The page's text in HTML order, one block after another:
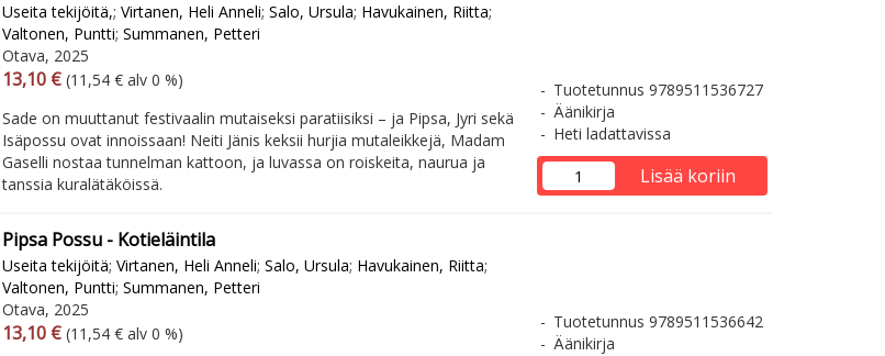
Useita tekijöitä,; Virtanen, Heli Anneli; Salo, Ursula; Havukainen, Riitta;
Valtonen, Puntti; Summanen, Petteri
Otava, 2025
Arvonlisäverollinen hinta
13,10 € Arvonlisäveroton hinta
(11,54 € alv 0 %)
Sade on muuttanut festivaalin mutaiseksi paratiisiksi – ja Pipsa, Jyri sekä
Isäpossu ovat innoissaan! Neiti Jänis keksii hurjia mutaleikkejä, Madam
Gaselli nostaa tunnelman kattoon, ja luvassa on roiskeita, naurua ja
tanssia kuralätäköissä.
Tuotetunnus 9789511536727
Äänikirja
Heti ladattavissa
Lisää koriin
Pipsa Possu - Kotieläintila
Useita tekijöitä; Virtanen, Heli Anneli; Salo, Ursula; Havukainen, Riitta;
Valtonen, Puntti; Summanen, Petteri
Otava, 2025
Arvonlisäverollinen hinta
13,10 € Arvonlisäveroton hinta
(11,54 € alv 0 %)
Tuotetunnus 9789511536642
Äänikirja